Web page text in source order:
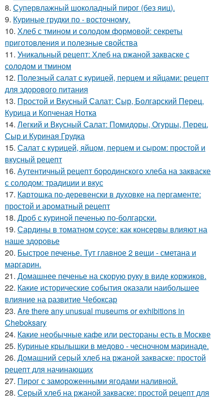
8. Супервлажный шоколадный пирог (без яиц).
9. Куриные грудки по - восточному.
10. Хлеб с тмином и солодом формовой: секреты
приготовления и полезные свойства
11. Уникальный рецепт: Хлеб на ржаной закваске с
солодом и тмином
12. Полезный салат с курицей, перцем и яйцами: рецепт
для здорового питания
13. Простой и Вкусный Салат: Сыр, Болгарский Перец,
Курица и Копченая Нотка
14. Легкий и Вкусный Салат: Помидоры, Огурцы, Перец,
Сыр и Куриная Грудка
15. Салат с курицей, яйцом, перцем и сыром: простой и
вкусный рецепт
16. Аутентичный рецепт бородинского хлеба на закваске
с солодом: традиции и вкус
17. Картошка по-деревенски в духовке на пергаменте:
простой и ароматный рецепт
18. Дроб с куриной печенью по-болгарски.
19. Сардины в томатном соусе: как консервы влияют на
наше здоровье
20. Быстрое печенье. Тут главное 2 вещи - сметана и
маргарин.
21. Домашнее печенье на скорую руку в виде коржиков.
22. Какие исторические события оказали наибольшее
влияние на развитие Чебоксар
23. Are there any unusual museums or exhibitions in
Cheboksary
24. Какие необычные кафе или рестораны есть в Москве
25. Куриные крылышки в медово - чесночном маринаде.
26. Домашний серый хлеб на ржаной закваске: простой
рецепт для начинающих
27. Пирог с замороженными ягодами наливной.
28. Серый хлеб на ржаной закваске: простой рецепт для